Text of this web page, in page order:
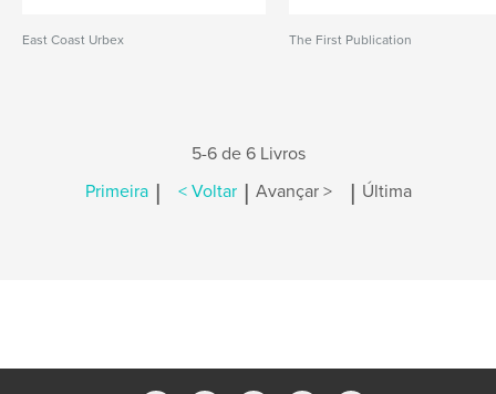
East Coast Urbex The First Publication
5-6 de 6 Livros
Primeira | < Voltar | Avançar > | Última